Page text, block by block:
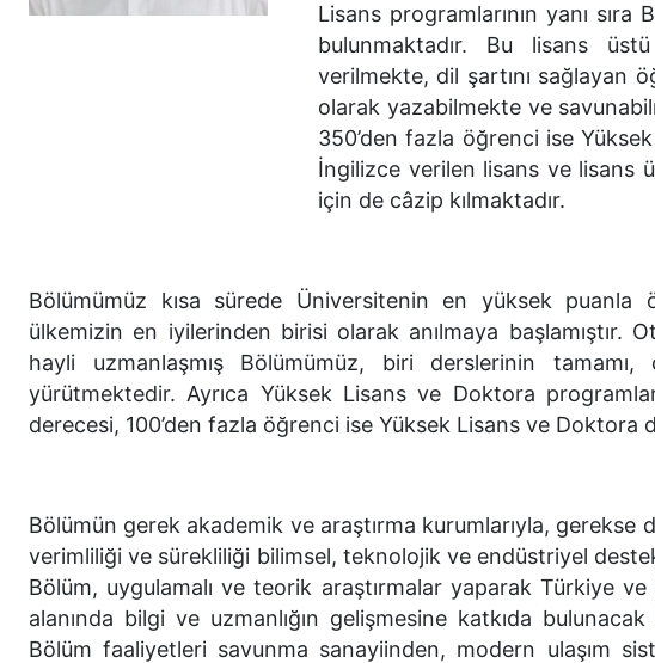
Lisans programlarının yanı
bulunmaktadır. Bu lisans
verilmekte, dil şartını sağlayan
olarak yazabilmekte ve
350’den fazla öğrenci ise
İngilizce verilen lisans ve lisans
için de câzip kılmaktadır.
Bölümümüz kısa sürede Üniversitenin en yüksek puanla
ülkemizin en iyilerinden birisi olarak anılmaya başlamıştır.
hayli uzmanlaşmış Bölümümüz, biri derslerinin
yürütmektedir. Ayrıca Yüksek Lisans ve Doktora
derecesi, 100’den fazla öğrenci ise Yüksek Lisans ve Doktora
Bölümün gerek akademik ve araştırma kurumlarıyla, gerekse
verimliliği ve sürekliliği bilimsel, teknolojik ve endüstriyel
Bölüm, uygulamalı ve teorik araştırmalar yaparak Türkiye
alanında bilgi ve uzmanlığın gelişmesine katkıda
Bölüm faaliyetleri savunma sanayiinden, modern ulaşım